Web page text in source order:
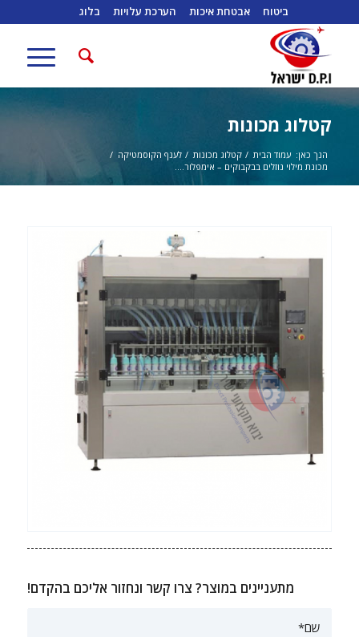
ביטוח אבטחת איכות הערכת עלויות בלוג
קטלוג מכונות
הנך כאן: עמוד הבית / קטלוג מכונות / לענף הקוסמטיקה /
מכונת מילוי נוזלים בבקבוקים – אימפלור....
מתעניינים במוצר? צרו קשר ונחזור אליכם בהקדם!